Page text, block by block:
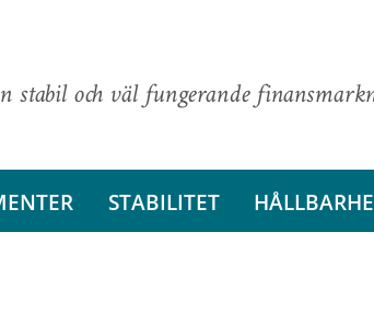
stabil och väl fungerande
STABILITET